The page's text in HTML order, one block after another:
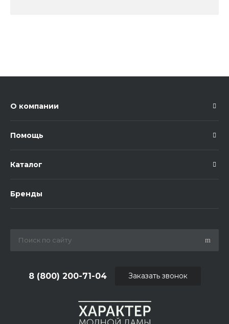
О компании
Помощь
Каталог
Бренды
8 (800) 200-71-04 Заказать звонок